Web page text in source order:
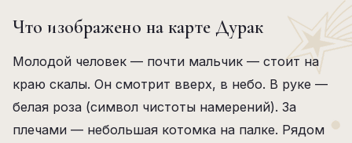
Что изображено на карте Дурак
Молодой человек — почти мальчик — стоит на
краю скалы. Он смотрит вверх, в небо. В руке —
белая роза (символ чистоты намерений). За
плечами — небольшая котомка на палке. Рядом